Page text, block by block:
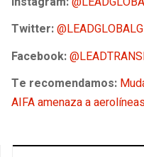
Twitter:
Facebook:
Te recomendamos:
AIFA amenaza a